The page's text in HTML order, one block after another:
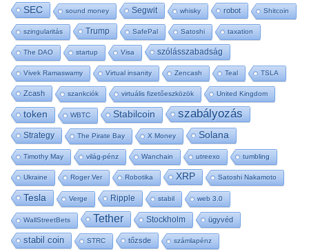
SEC sound money Segwit whisky robot Shitcoin
szingularitás Trump SafePal Satoshi taxation
The DAO startup Visa szólásszabadság
Vivek Ramaswamy Virtual insanity Zencash Teal TSLA
Zcash szankciók virtuális fizetőeszközök United Kingdom
token WBTC Stabilcoin szabályozás
Strategy The Pirate Bay X Money Solana
Timothy May világ-pénz Wanchain utreexo tumbling
Ukraine Roger Ver Robotika XRP Satoshi Nakamoto
Tesla Verge Ripple stabil web 3.0
WallStreetBets Tether Stockholm ügyvéd
stabil coin STRC tőzsde számlapénz